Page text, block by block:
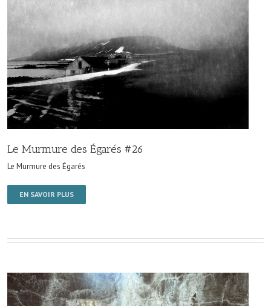
Le Murmure des Égarés #26
Le Murmure des Égarés
EN SAVOIR PLUS